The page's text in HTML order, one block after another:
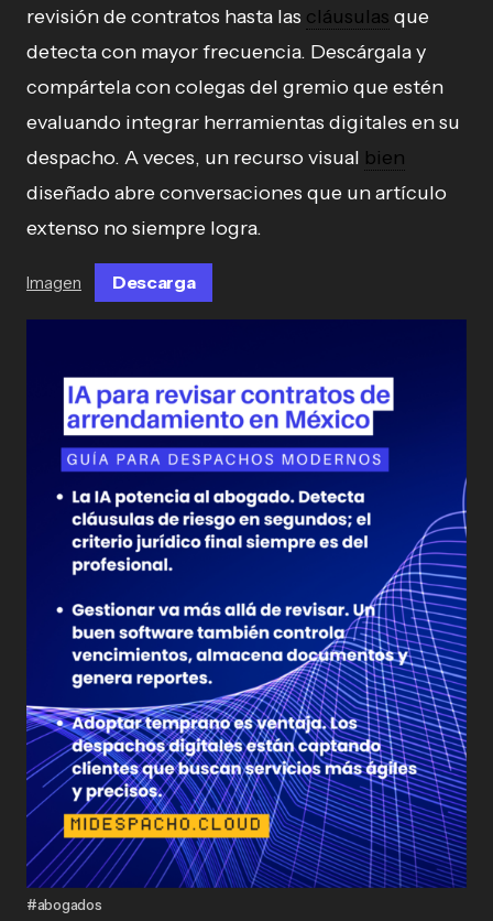
revisión de contratos hasta las cláusulas que
detecta con mayor frecuencia. Descárgala y
compártela con colegas del gremio que estén
evaluando integrar herramientas digitales en su
despacho. A veces, un recurso visual bien
diseñado abre conversaciones que un artículo
extenso no siempre logra.
Imagen Descarga
#abogados